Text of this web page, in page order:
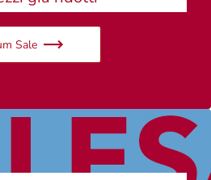
Sale